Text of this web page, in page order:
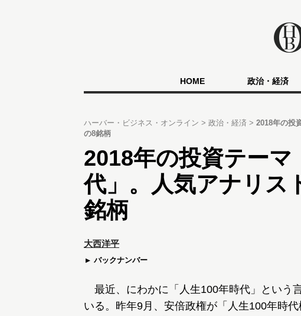
HOME 政治・経済
ハーバー・ビジネス・オンライン 政治・経済
2018年の投
の8銘柄
2018年の投資テーマ
代」。人気アナリス
銘柄
大西洋平
バックナンバー
最近、にわかに「人生100年時代」という
いる。昨年9月、安倍政権が「人生100年時